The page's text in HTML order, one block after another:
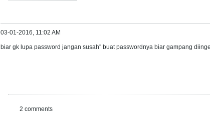
03-01-2016, 11:02 AM
biar gk lupa password jangan susah'' buat passwordnya biar gampang
2 comments